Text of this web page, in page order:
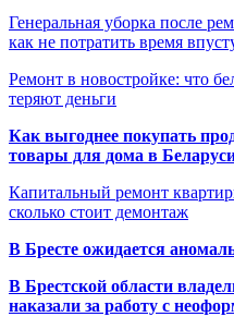
Генеральная уборка после
как не потратить время
Ремонт в новостройке: что
теряют деньги
Как выгоднее покупать
товары для дома в
Капитальный ремонт
сколько стоит демонтаж
В Бресте ожидается
В Брестской области
наказали за работу с